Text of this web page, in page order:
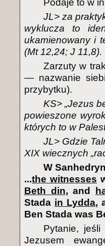
Podaje to w
JL> za
wyklucza to
ukamienowany i
(Mt 12,24; J 11,8).
Zarzuty w
— nazwanie
przybytku).
KS> „Jezus
powieszone
których to w
JL> Gdzie
XIX wiecznych
W
...the witnesses
Beth din, and
Stada in Lydda,
Ben Stada was
Pytanie,
Jezusem